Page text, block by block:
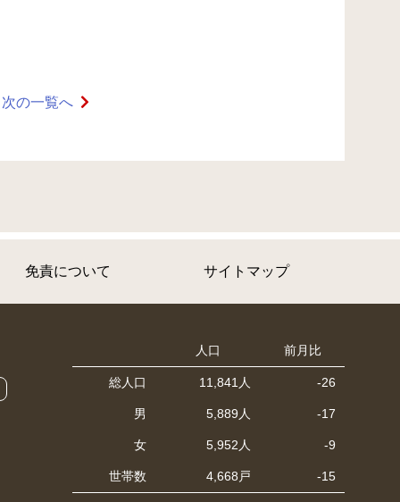
次の一覧へ
免責について サイトマップ
人口 前月比
総人口 11,841人 -26
男 5,889人 -17
女 5,952人 -9
世帯数 4,668戸 -15